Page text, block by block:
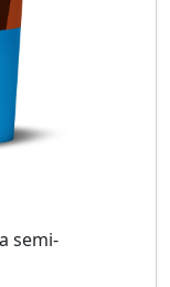
semi-